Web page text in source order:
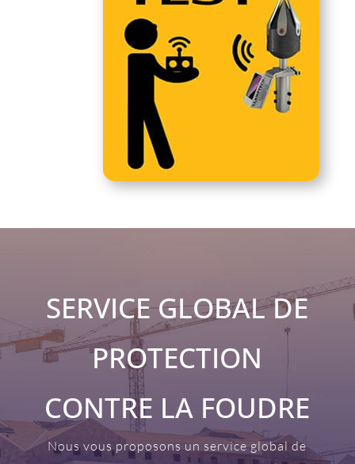
SERVICE GLOBAL DE
PROTECTION
CONTRE LA FOUDRE
Nous vous proposons un service global de